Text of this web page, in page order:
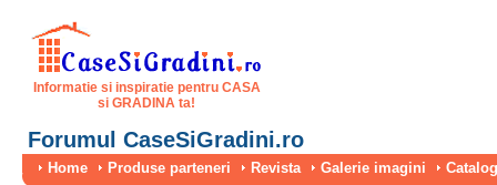
Informatie si inspiratie pentru CASA
si GRADINA ta!
Forumul CaseSiGradini.ro
Home Produse parteneri Revista Galerie imagini